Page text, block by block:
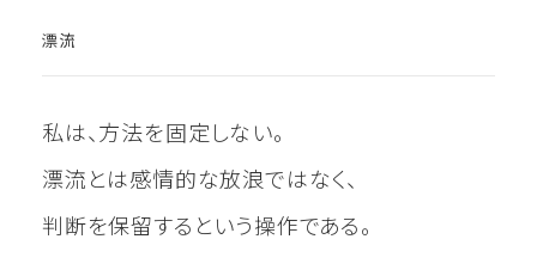
漂流
私は、方法を固定しない。
漂流とは感情的な放浪ではなく、
判断を保留するという操作である。